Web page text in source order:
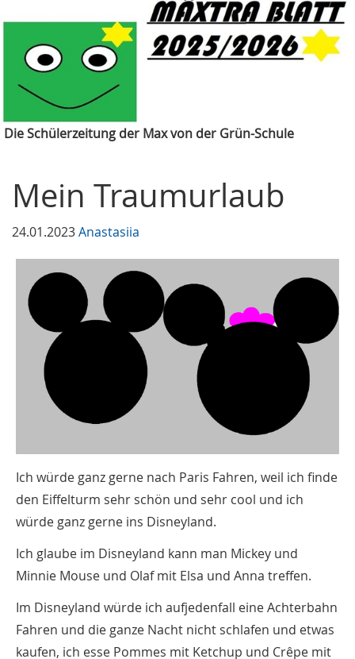
Die Schülerzeitung der Max von der Grün-Schule
Mein Traumurlaub
24.01.2023Anastasiia
Ich würde ganz gerne nach Paris Fahren, weil ich finde
den Eiffelturm sehr schön und sehr cool und ich
würde ganz gerne ins Disneyland.
Ich glaube im Disneyland kann man Mickey und
Minnie Mouse und Olaf mit Elsa und Anna treffen.
Im Disneyland würde ich aufjedenfall eine Achterbahn
Fahren und die ganze Nacht nicht schlafen und etwas
kaufen, ich esse Pommes mit Ketchup und Crêpe mit